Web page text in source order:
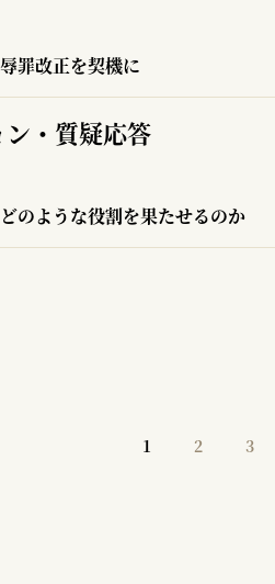
罪改正を契機に
・質疑応答
のような役割を果たせるのか
1 2 3